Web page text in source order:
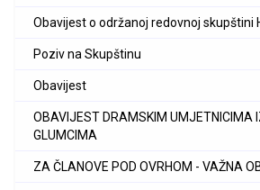
Obavijest o održanoj redovnoj skupštini
Poziv na Skupštinu
Obavijest
OBAVIJEST DRAMSKIM UMJETNICIMA
GLUMCIMA
ZA ČLANOVE POD OVRHOM - VAŽNA